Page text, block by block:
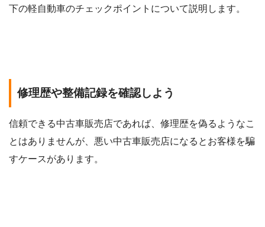
下の軽自動車のチェックポイントについて説明します。
修理歴や整備記録を確認しよう
信頼できる中古車販売店であれば、修理歴を偽るようなこ
とはありませんが、悪い中古車販売店になるとお客様を騙
すケースがあります。